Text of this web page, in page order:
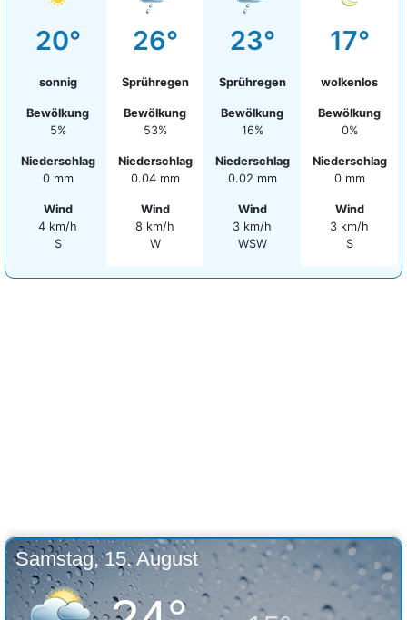
20°
sonnig
Bewölkung
5%
Niederschlag
0 mm
Wind
4 km/h
S
26°
Sprühregen
Bewölkung
53%
Niederschlag
0.04 mm
Wind
8 km/h
W
23°
Sprühregen
Bewölkung
16%
Niederschlag
0.02 mm
Wind
3 km/h
WSW
17°
wolkenlos
Bewölkung
0%
Niederschlag
0 mm
Wind
3 km/h
S
Samstag, 15. August